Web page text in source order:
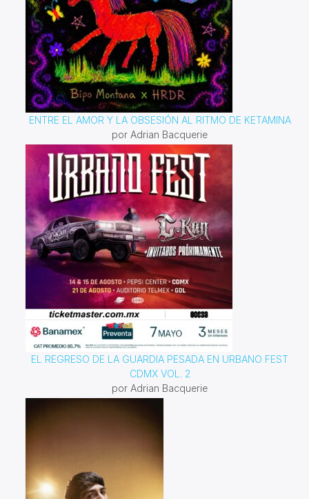
ENTRE EL AMOR Y LA OBSESIÓN AL RITMO DE KETAMINA
por Adrian Bacquerie
EL REGRESO DE LA GUARDIA PESADA EN URBANO FEST
CDMX VOL. 2
por Adrian Bacquerie